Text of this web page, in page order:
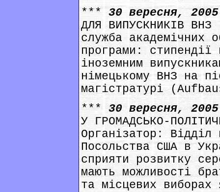
***30 вересня,
ДЛЯ ВИПУСКНИКІВ
служба академічних
програми: стипендії
іноземним
німецькому ВНЗ на
магістратурі
***30 вересня,
У ГРОМАДСЬКО-
Організатор:
Посольства США в
сприяти розвитку
мають можливості
та місцевих